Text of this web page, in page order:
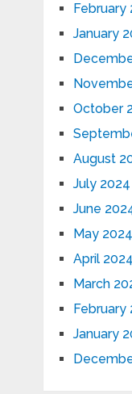
February
January
October
August
July 2024
June
May 2024
April 2024
March
February
January